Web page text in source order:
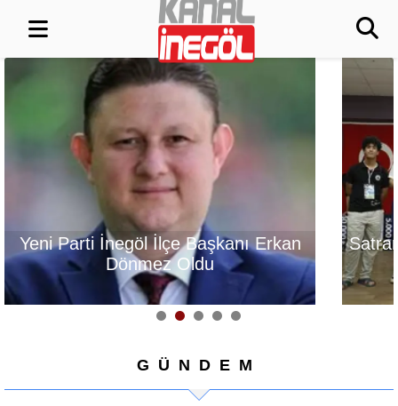
Parti İnegöl İlçe Başkanı Erkan
Dönmez Oldu
GÜNDEM